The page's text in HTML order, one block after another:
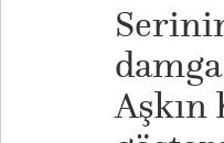
Aşkın